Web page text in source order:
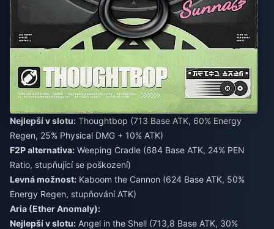
Nejlepší v slotu: Thoughtbop (713 Base ATK, 60% Energy
Regen, 25% Physical DMG + 10% ATK)
F2P alternativa: Weeping Cradle (684 Base ATK, 24% PEN
Ratio, stupňující se poškození)
Levná možnost: Kaboom the Cannon (624 Base ATK, 50%
Energy Regen, stupňování ATK)
Aria (Ether Anomaly):
Nejlepší v slotu: Angel in the Shell (713,8 Base ATK, 30%